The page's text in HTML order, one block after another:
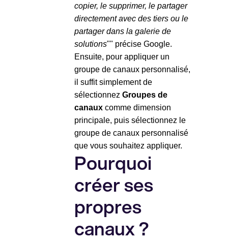
copier, le supprimer, le partager
directement avec des tiers ou le
partager dans la galerie de
solutions"" précise Google.
Ensuite, pour appliquer un
groupe de canaux personnalisé,
il suffit simplement de
sélectionnez Groupes de
canaux comme dimension
principale, puis sélectionnez le
groupe de canaux personnalisé
que vous souhaitez appliquer.
Pourquoi
créer ses
propres
canaux ?